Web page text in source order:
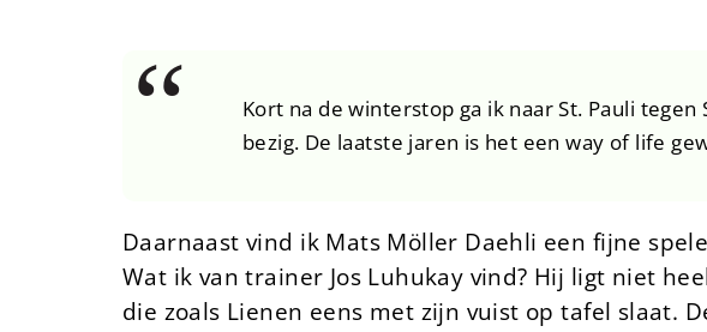
Kort na de winterstop ga ik naar St. Pauli
bezig. De laatste jaren is het een way of life
Daarnaast vind ik Mats Möller Daehli een fijne
Wat ik van trainer Jos Luhukay vind? Hij ligt niet
die zoals Lienen eens met zijn vuist op tafel slaat.